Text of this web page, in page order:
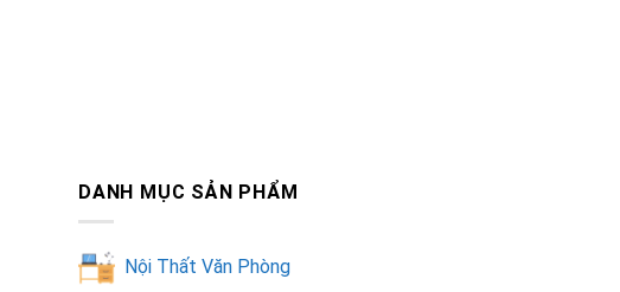
DANH MỤC SẢN PHẨM
Nội Thất Văn Phòng